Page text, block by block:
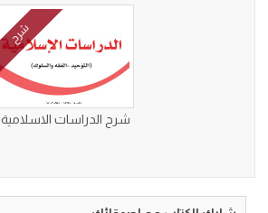
شرح
شرح الدراسات الاسلامية